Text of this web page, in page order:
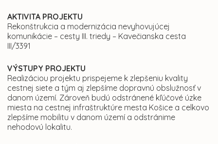
AKTIVITA PROJEKTU
Rekonštrukcia a modernizácia nevyhovujúcej
komunikácie – cesty III. triedy – Kavečianska cesta
III/3391
VÝSTUPY PROJEKTU
Realizáciou projektu prispejeme k zlepšeniu kvality
cestnej siete a tým aj zlepšíme dopravnú obslužnosť v
danom území. Zároveň budú odstránené kľúčové úzke
miesta na cestnej infraštruktúre mesta Košice a celkovo
zlepšíme mobilitu v danom území a odstránime
nehodovú lokalitu.